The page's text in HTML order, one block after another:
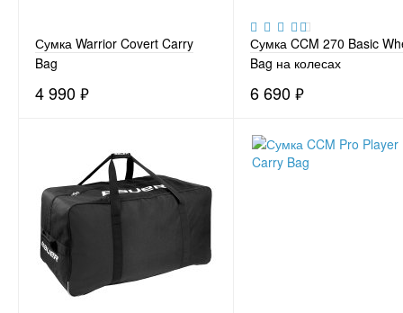
Сумка Warrior Covert Carry
Bag
4 990₽
Сумка CCM 270 Basic
Bag на колесах
6 690₽